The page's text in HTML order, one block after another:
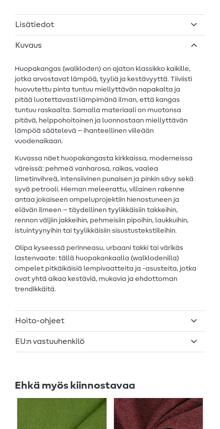
Lisätiedot
Kuvaus
Huopakangas (walkloden) on ajaton klassikko kaikille,
jotka arvostavat lämpöä, tyyliä ja kestävyyttä. Tiiviisti
huovutettu pinta tuntuu miellyttävän napakalta ja
pitää luotettavasti lämpimänä ilman, että kangas
tuntuu raskaalta. Samalla materiaali on muotonsa
pitävä, helppohoitoinen ja luonnostaan miellyttävän
lämpöä säätelevä – ihanteellinen viileään
vuodenaikaan.
Kuvassa näet huopakangasta kirkkaissa, moderneissa
väreissä: pehmeä vanharosa, raikas, vaalea
limetinvihreä, intensiivinen punaisen ja pinkin sävy sekä
syvä petrooli. Hieman meleerattu, villainen rakenne
antaa jokaiseen ompeluprojektiin hienostuneen ja
elävän ilmeen – täydellinen tyylikkäisiin takkeihin,
rennon väljiin jakkeihin, pehmeisiin pipoihin, laukkuihin,
istuintyynyihin tai tyylikkäisiin sisustustekstiileihin.
Olipa kyseessä perinneasu, urbaani takki tai värikäs
lastenvaate: tällä huopakankaalla (walklodenilla)
ompelet pitkäikäisiä lempivaatteita ja -asusteita, jotka
ovat yhtä aikaa kestäviä, mukavia ja ehdottoman
trendikkäitä.
Hoito-ohjeet
EU:n vastuuhenkilö
Ehkä myös kiinnostavaa